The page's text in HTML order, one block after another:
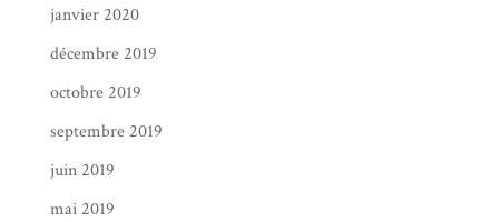
janvier 2020
décembre 2019
octobre 2019
septembre 2019
juin 2019
mai 2019